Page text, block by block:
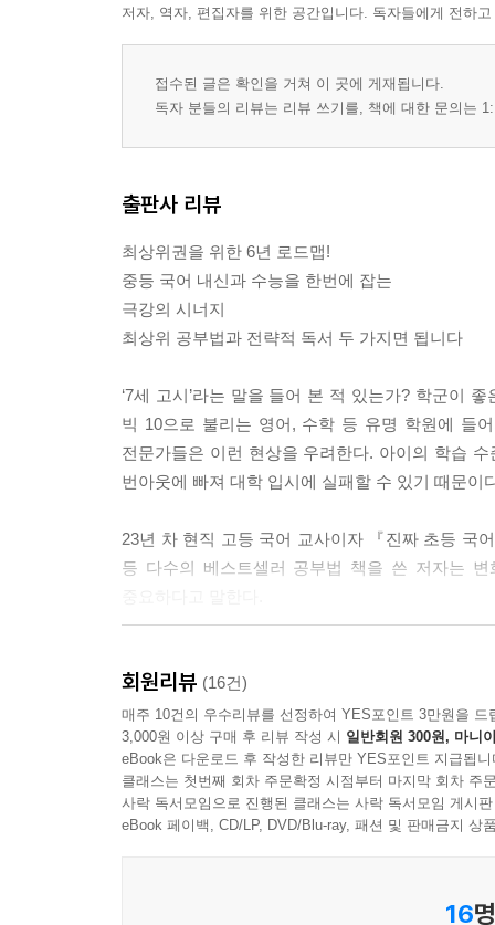
저자, 역자, 편집자를 위한 공간입니다. 독자들에게 전하
접수된 글은 확인을 거쳐 이 곳에 게재됩니다.
독자 분들의 리뷰는 리뷰 쓰기를, 책에 대한 문의는
출판사 리뷰
최상위권을 위한 6년 로드맵!
중등 국어 내신과 수능을 한번에 잡는
극강의 시너지
최상위 공부법과 전략적 독서 두 가지면 됩니다
‘7세 고시’라는 말을 들어 본 적 있는가? 학군이
빅 10으로 불리는 영어, 수학 등 유명 학원에 들
전문가들은 이런 현상을 우려한다. 아이의 학습
번아웃에 빠져 대학 입시에 실패할 수 있기 때문
23년 차 현직 고등 국어 교사이자 『진짜 초등 국
등 다수의 베스트셀러 공부법 책을 쓴 저자는 변
최상위권으로 도약하기 위한 국어 공부법
내신과 수능 두 마리 토끼를 한번에!
독서가 중요한 걸 모르는 사람은 없지만 정작 고
독해력은 어떻게 키워야 할까? 독서를 많이 하면
회원리뷰 (16건)
매주 10건의 우수리뷰를 선정하여 YES포인트 3만원을 드
3,000원 이상 구매 후 리뷰 작성 시 일반회원 300원, 마니
eBook은 다운로드 후 작성한 리뷰만 YES포인트 지급됩니
클래스는 첫번째 회차 주문확정 시점부터 마지막 회차 주
사락 독서모임으로 진행된 클래스는 사락 독서모임 게시
eBook 페이백, CD/LP, DVD/Blu-ray, 패션 및 판매금지 상
16